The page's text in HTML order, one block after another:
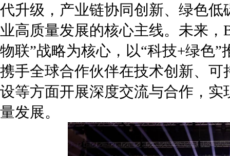
代升级，产业链协同创新、绿色
业高质量发展的核心主线。未来，
物联”战略为核心，以“科技+绿色
携手全球合作伙伴在技术创新、
设等方面开展深度交流与合作，
量发展。